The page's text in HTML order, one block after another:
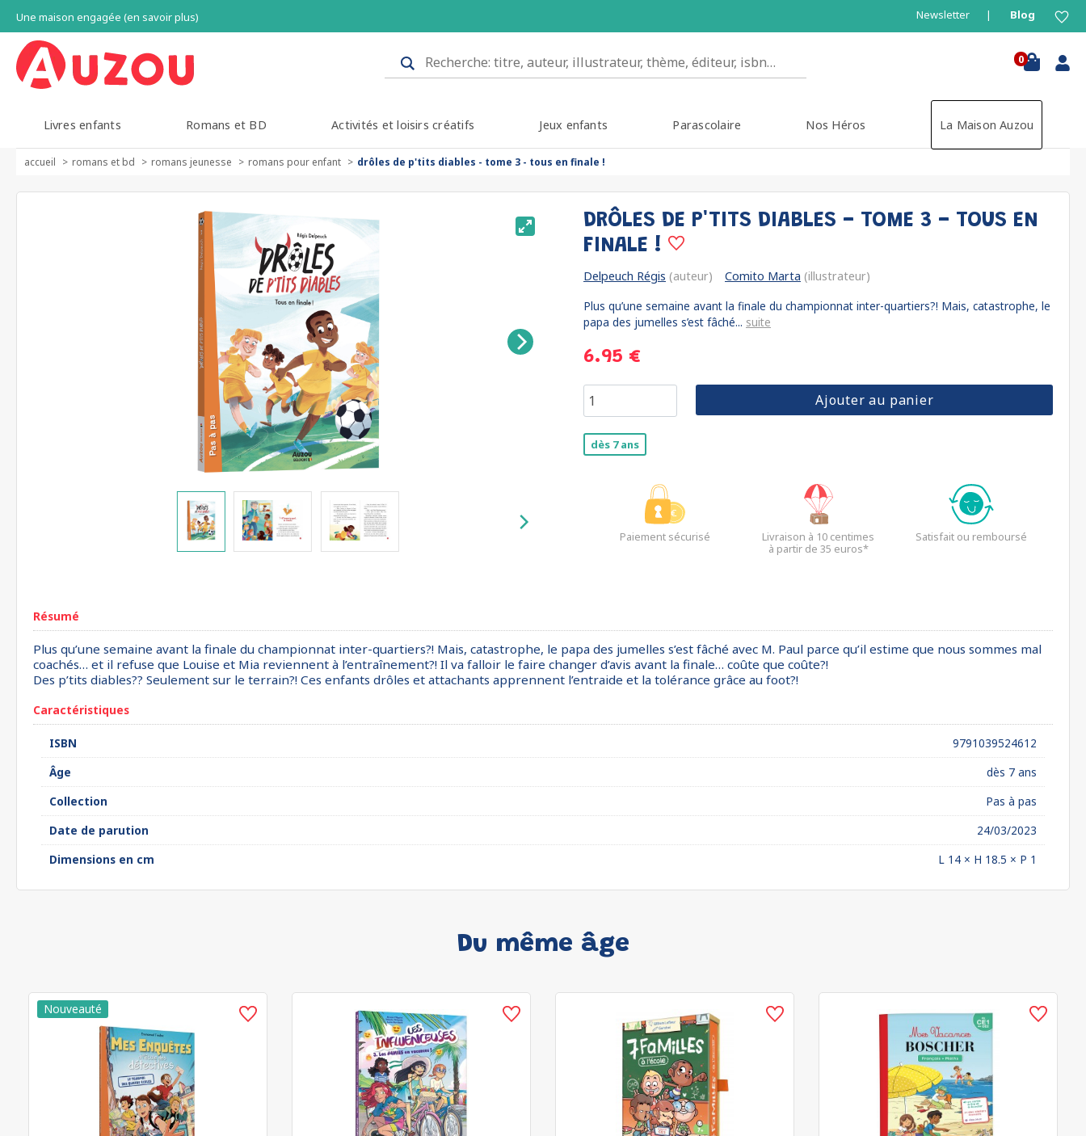
Une maison engagée (en savoir plus) Newsletter Blog
0
Livres enfants Romans et BD Activités et loisirs créatifs Jeux enfants Parascolaire Nos Héros La Maison Auzou
accueil romans et bd romans jeunesse romans pour enfant drôles de p'tits diables - tome 3 - tous en finale !
DRÔLES DE P'TITS DIABLES - TOME 3 - TOUS EN
FINALE !
Delpeuch Régis (auteur) Comito Marta (illustrateur)
Plus qu’une semaine avant la finale du championnat inter-quartiers?! Mais, catastrophe, le
papa des jumelles s’est fâché... suite
6.95 €
Ajouter au panier
dès 7 ans
Paiement sécurisé
Livraison à 10 centimes
à partir de 35 euros*
Satisfait ou remboursé
Résumé
Plus qu’une semaine avant la finale du championnat inter-quartiers?! Mais, catastrophe, le papa des jumelles s’est fâché avec M. Paul parce qu’il estime que nous sommes mal
coachés… et il refuse que Louise et Mia reviennent à l’entraînement?! Il va falloir le faire changer d’avis avant la finale… coûte que coûte?!
Des p’tits diables?? Seulement sur le terrain?! Ces enfants drôles et attachants apprennent l’entraide et la tolérance grâce au foot?!
Caractéristiques
ISBN
9791039524612
Âge
dès 7 ans
Collection
Pas à pas
Date de parution
24/03/2023
Dimensions en cm
L 14 × H 18.5 × P 1
Du même âge